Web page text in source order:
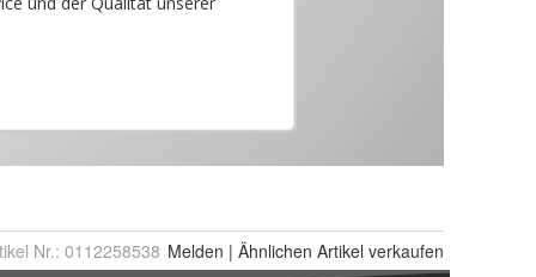
Nr.: 0112258538 Melden | Ähnlichen Artikel verkaufen